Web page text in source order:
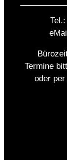
Termine
oder